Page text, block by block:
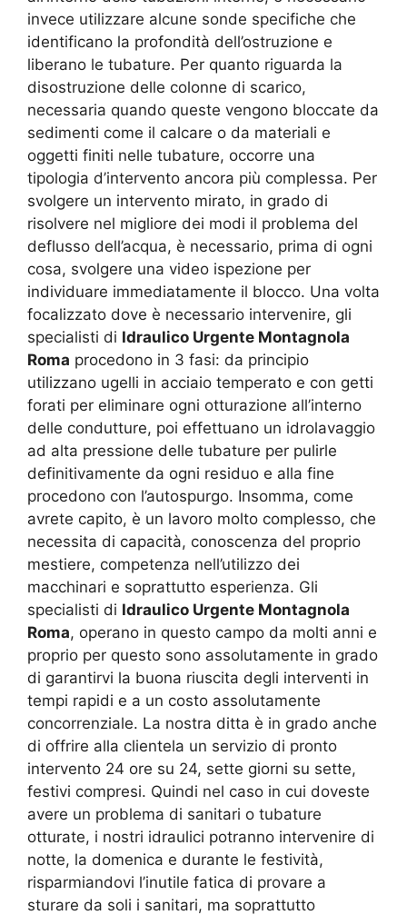
invece utilizzare alcune sonde specifiche che
identificano la profondità dell’ostruzione e
liberano le tubature. Per quanto riguarda la
disostruzione delle colonne di scarico,
necessaria quando queste vengono bloccate da
sedimenti come il calcare o da materiali e
oggetti finiti nelle tubature, occorre una
tipologia d’intervento ancora più complessa. Per
svolgere un intervento mirato, in grado di
risolvere nel migliore dei modi il problema del
deflusso dell’acqua, è necessario, prima di ogni
cosa, svolgere una video ispezione per
individuare immediatamente il blocco. Una volta
focalizzato dove è necessario intervenire, gli
specialisti di Idraulico Urgente Montagnola
Roma procedono in 3 fasi: da principio
utilizzano ugelli in acciaio temperato e con getti
forati per eliminare ogni otturazione all’interno
delle condutture, poi effettuano un idrolavaggio
ad alta pressione delle tubature per pulirle
definitivamente da ogni residuo e alla fine
procedono con l’autospurgo. Insomma, come
avrete capito, è un lavoro molto complesso, che
necessita di capacità, conoscenza del proprio
mestiere, competenza nell’utilizzo dei
macchinari e soprattutto esperienza. Gli
specialisti di Idraulico Urgente Montagnola
Roma, operano in questo campo da molti anni e
proprio per questo sono assolutamente in grado
di garantirvi la buona riuscita degli interventi in
tempi rapidi e a un costo assolutamente
concorrenziale. La nostra ditta è in grado anche
di offrire alla clientela un servizio di pronto
intervento 24 ore su 24, sette giorni su sette,
festivi compresi. Quindi nel caso in cui doveste
avere un problema di sanitari o tubature
otturate, i nostri idraulici potranno intervenire di
notte, la domenica e durante le festività,
risparmiandovi l’inutile fatica di provare a
sturare da soli i sanitari, ma soprattutto